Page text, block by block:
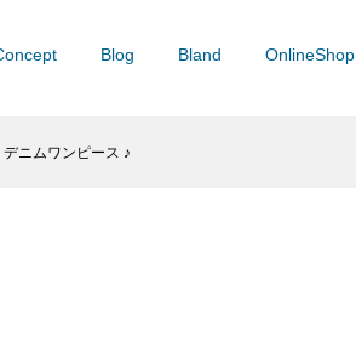
Blog Bland OnlineShop
デニムワンピース ♪